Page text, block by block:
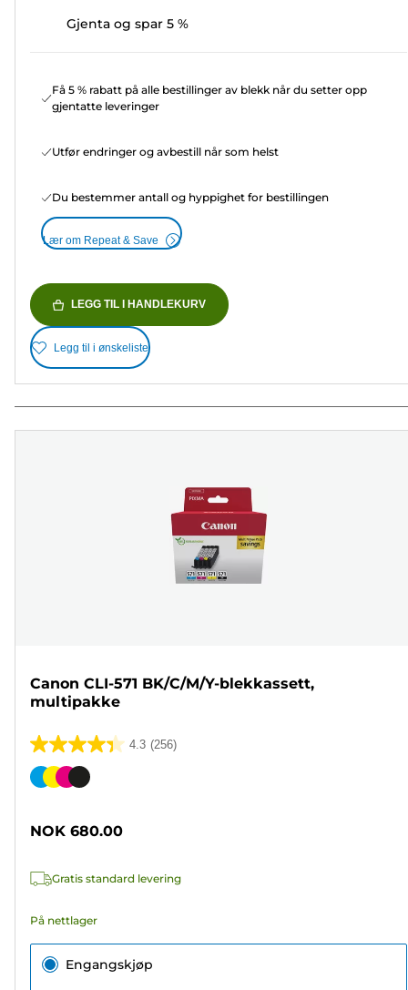
Gjenta og spar 5 %
Få 5 % rabatt på alle bestillinger av blekk når du setter opp
gjentatte leveringer
Utfør endringer og avbestill når som helst
Du bestemmer antall og hyppighet for bestillingen
Lær om Repeat & Save
LEGG TIL I HANDLEKURV
Legg til i ønskeliste
Canon CLI-571 BK/C/M/Y-blekkassett,
multipakke
4.3 (256)
4.3
av
256
Fargekassett
NOK 680.00
Gratis standard levering
På nettlager
Engangskjøp